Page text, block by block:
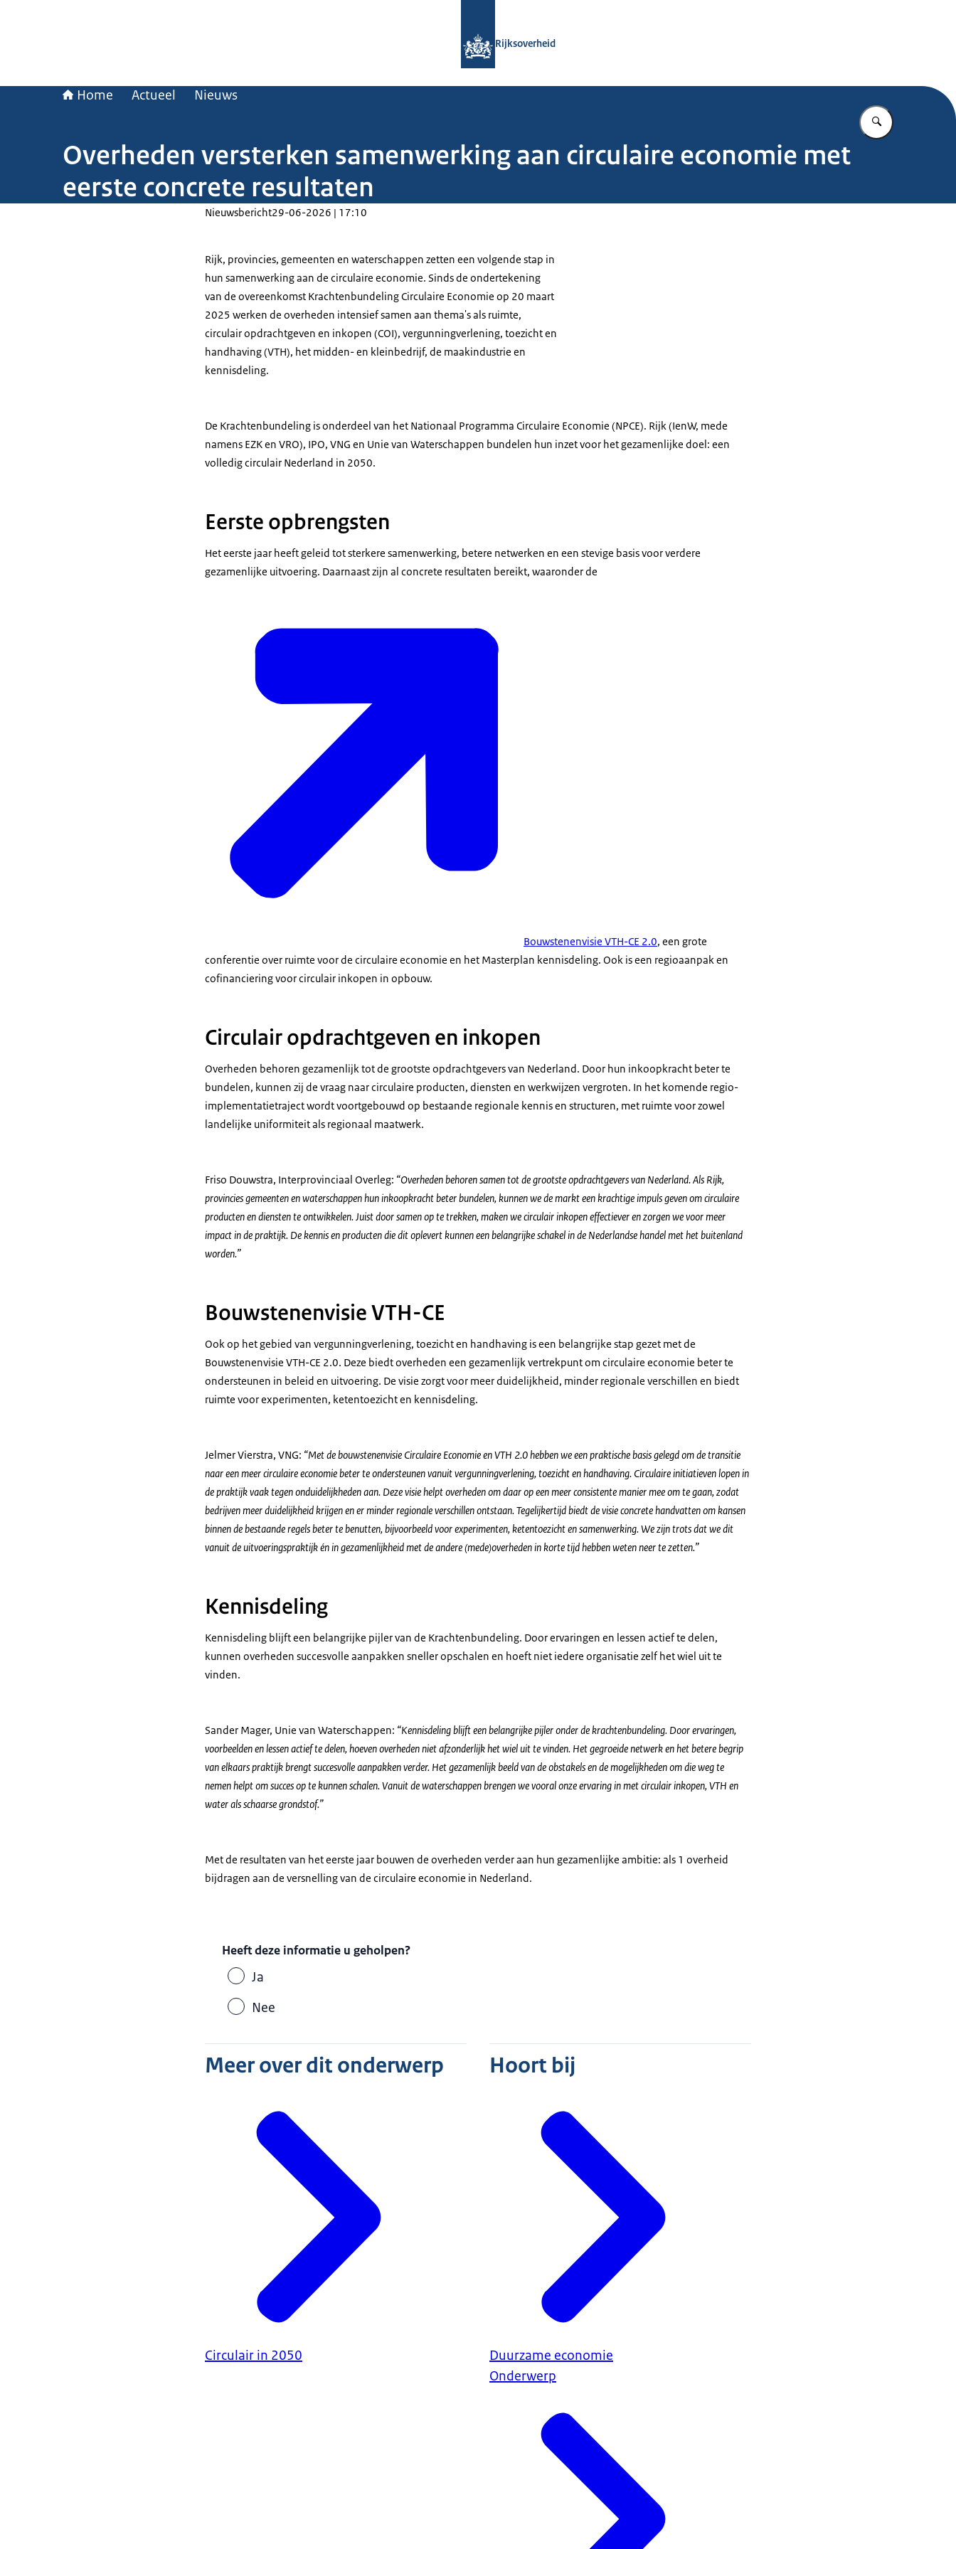
Rijksoverheid
Home Actueel Nieuws
Vul in wat u
Overheden versterken samenwerking aan circulaire economie met
eerste concrete resultaten
Nieuwsbericht29-06-2026 | 17:10
Rijk, provincies, gemeenten en waterschappen zetten een volgende stap in
hun samenwerking aan de circulaire economie. Sinds de ondertekening
van de overeenkomst Krachtenbundeling Circulaire Economie op 20 maart
2025 werken de overheden intensief samen aan thema's als ruimte,
circulair opdrachtgeven en inkopen (COI), vergunningverlening, toezicht en
handhaving (VTH), het midden- en kleinbedrijf, de maakindustrie en
kennisdeling.
De Krachtenbundeling is onderdeel van het Nationaal Programma Circulaire Economie (NPCE). Rijk (IenW, mede
namens EZK en VRO), IPO, VNG en Unie van Waterschappen bundelen hun inzet voor het gezamenlijke doel: een
volledig circulair Nederland in 2050.
Eerste opbrengsten
Het eerste jaar heeft geleid tot sterkere samenwerking, betere netwerken en een stevige basis voor verdere
gezamenlijke uitvoering. Daarnaast zijn al concrete resultaten bereikt, waaronder de
Bouwstenenvisie VTH-CE 2.0, een grote
conferentie over ruimte voor de circulaire economie en het Masterplan kennisdeling. Ook is een regioaanpak en
cofinanciering voor circulair inkopen in opbouw.
Circulair opdrachtgeven en inkopen
Overheden behoren gezamenlijk tot de grootste opdrachtgevers van Nederland. Door hun inkoopkracht beter te
bundelen, kunnen zij de vraag naar circulaire producten, diensten en werkwijzen vergroten. In het komende regio-
implementatietraject wordt voortgebouwd op bestaande regionale kennis en structuren, met ruimte voor zowel
landelijke uniformiteit als regionaal maatwerk.
Friso Douwstra, Interprovinciaal Overleg: “Overheden behoren samen tot de grootste opdrachtgevers van Nederland. Als Rijk,
provincies gemeenten en waterschappen hun inkoopkracht beter bundelen, kunnen we de markt een krachtige impuls geven om circulaire
producten en diensten te ontwikkelen. Juist door samen op te trekken, maken we circulair inkopen effectiever en zorgen we voor meer
impact in de praktijk. De kennis en producten die dit oplevert kunnen een belangrijke schakel in de Nederlandse handel met het buitenland
worden.”
Bouwstenenvisie VTH-CE
Ook op het gebied van vergunningverlening, toezicht en handhaving is een belangrijke stap gezet met de
Bouwstenenvisie VTH-CE 2.0. Deze biedt overheden een gezamenlijk vertrekpunt om circulaire economie beter te
ondersteunen in beleid en uitvoering. De visie zorgt voor meer duidelijkheid, minder regionale verschillen en biedt
ruimte voor experimenten, ketentoezicht en kennisdeling.
Jelmer Vierstra, VNG: “Met de bouwstenenvisie Circulaire Economie en VTH 2.0 hebben we een praktische basis gelegd om de transitie
naar een meer circulaire economie beter te ondersteunen vanuit vergunningverlening, toezicht en handhaving. Circulaire initiatieven lopen in
de praktijk vaak tegen onduidelijkheden aan. Deze visie helpt overheden om daar op een meer consistente manier mee om te gaan, zodat
bedrijven meer duidelijkheid krijgen en er minder regionale verschillen ontstaan. Tegelijkertijd biedt de visie concrete handvatten om kansen
binnen de bestaande regels beter te benutten, bijvoorbeeld voor experimenten, ketentoezicht en samenwerking. We zijn trots dat we dit
vanuit de uitvoeringspraktijk én in gezamenlijkheid met de andere (mede)overheden in korte tijd hebben weten neer te zetten.”
Kennisdeling
Kennisdeling blijft een belangrijke pijler van de Krachtenbundeling. Door ervaringen en lessen actief te delen,
kunnen overheden succesvolle aanpakken sneller opschalen en hoeft niet iedere organisatie zelf het wiel uit te
vinden.
Sander Mager, Unie van Waterschappen: “Kennisdeling blijft een belangrijke pijler onder de krachtenbundeling. Door ervaringen,
voorbeelden en lessen actief te delen, hoeven overheden niet afzonderlijk het wiel uit te vinden. Het gegroeide netwerk en het betere begrip
van elkaars praktijk brengt succesvolle aanpakken verder. Het gezamenlijk beeld van de obstakels en de mogelijkheden om die weg te
nemen helpt om succes op te kunnen schalen. Vanuit de waterschappen brengen we vooral onze ervaring in met circulair inkopen, VTH en
water als schaarse grondstof.”
Met de resultaten van het eerste jaar bouwen de overheden verder aan hun gezamenlijke ambitie: als 1 overheid
bijdragen aan de versnelling van de circulaire economie in Nederland.
Heeft deze informatie u geholpen?
Ja
Nee
Meer over dit onderwerp
Circulair in 2050
Hoort bij
Duurzame economie
Onderwerp